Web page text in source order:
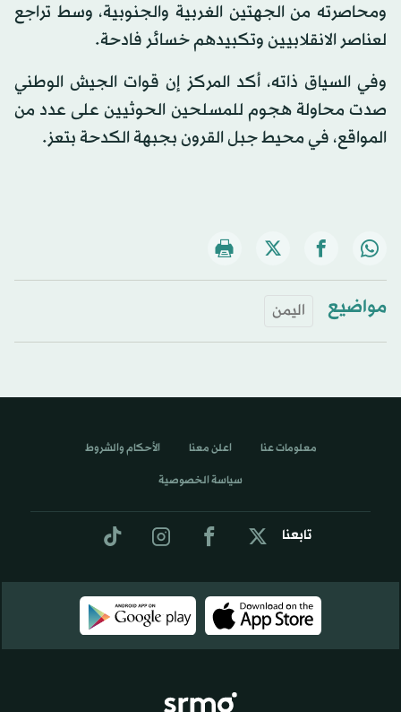
ومحاصرته من الجهتين الغربية والجنوبية، وسط تراجع
لعناصر الانقلابيين وتكبيدهم خسائر فادحة.
وفي السياق ذاته، أكد المركز إن قوات الجيش الوطني
صدت محاولة هجوم للمسلحين الحوثيين على عدد من
المواقع، في محيط جبل القرون بجبهة الكدحة بتعز.
مواضيع اليمن
تابعنا
معلومات عنا اعلن معنا الأحكام والشروط
سياسة الخصوصية